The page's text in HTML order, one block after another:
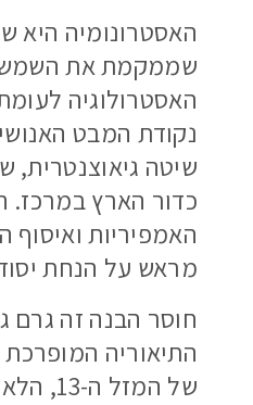
האסטרונומיה היא
שממקמת את
האסטרולוגיה
נקודת המבט
שיטה
כדור הארץ במרכז.
האמפיריות ואיסוף
מראש על הנחת
חוסר הבנה זה גרם
התיאוריה המופרכת
של המזל